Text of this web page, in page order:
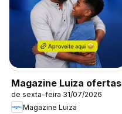
Magazine Luiza ofertas
de sexta-feira 31/07/2026
Magazine Luiza